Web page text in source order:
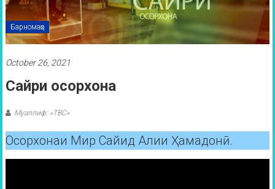
Барномаҳо
October 26, 2021
Сайри осорхона
Муаллиф: «ТВС»
Осорхонаи Мир Сайид Алии Ҳамадонӣ.